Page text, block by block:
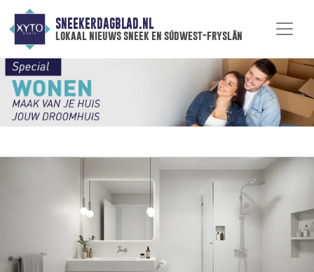
SNEEKERDAGBLAD.NL
lokaal nieuws sneek en súdwest-fryslân